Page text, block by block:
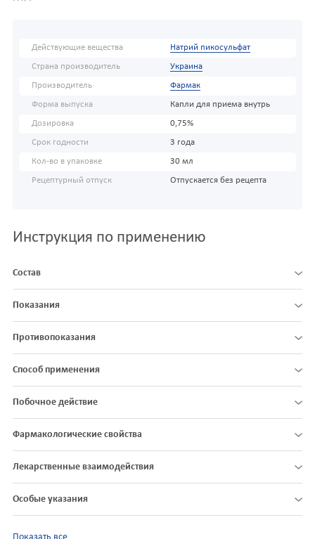
Действующие вещества Натрий пикосульфат
Страна производитель Украина
Производитель Фармак
Форма выпуска Капли для приема внутрь
Дозировка 0,75%
Срок годности 3 года
Кол-во в упаковке 30 мл
Рецептурный отпуск Отпускается без рецепта
Инструкция по применению
Состав
Показания
Противопоказания
Способ применения
Побочное действие
Фармакологические свойства
Лекарственные взаимодействия
Особые указания